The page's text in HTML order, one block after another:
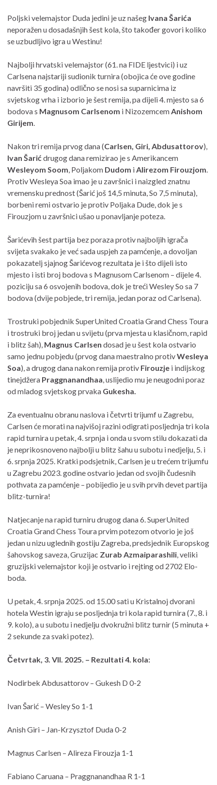
Poljski velemajstor Duda jedini je uz našeg Ivana Šarića
neporažen u dosadašnjih šest kola, što također govori koliko
se uzbudljivo igra u Westinu!
Najbolji hrvatski velemajstor (61. na FIDE ljestvici) i uz
Carlsena najstariji sudionik turnira (obojica će ove godine
navršiti 35 godina) odlično se nosi sa suparnicima iz
svjetskog vrha i izborio je šest remija, pa dijeli 4. mjesto sa 6
bodova s Magnusom Carlsenom i NizozemcemAnishom
Girijem.
Nakon tri remija prvog dana (Carlsen, Giri, Abdusattorov),
Ivan Šarićdrugog dana remizirao je s Amerikancem
Wesleyom Soom, Poljakom Dudom iAlirezom Firouzjom.
Protiv Wesleya Soa imao je u završnici i naizgled znatnu
vremensku prednost (Šarić još 14,5 minuta, So 7,5 minuta),
borbeni remi ostvario je protiv Poljaka Dude, dok je s
Firouzjom u završnici ušao u ponavljanje poteza.
Šarićevih šest partija bez poraza protiv najboljih igrača
svijeta svakako je već sada uspjeh za pamćenje, a dovoljan
pokazatelj sjajnog Šarićevog rezultata je i što dijeli isto
mjesto i isti broj bodova s Magnusom Carlsenom – dijele 4.
poziciju sa 6 osvojenih bodova, dok je treći Wesley So sa 7
bodova (dvije pobjede, tri remija, jedan poraz od Carlsena).
Trostruki pobjednik SuperUnited Croatia Grand Chess Toura
i trostruki broj jedan u svijetu (prva mjesta u klasičnom, rapid
i blitz šah), Magnus Carlsen dosad je u šest kola ostvario
samo jednu pobjedu (prvog dana maestralno protivWesleya
Soa), a drugog dana nakon remija protiv Firouzje i indijskog
tinejdžera Praggnanandhaa, uslijedio mu je neugodni poraz
od mladog svjetskog prvaka Gukesha.
Za eventualnu obranu naslova i četvrti trijumf u Zagrebu,
Carlsen će morati na najvišoj razini odigrati posljednja tri kola
rapid turnira u petak, 4. srpnja i onda u svom stilu dokazati da
je neprikosnoveno najbolji u blitz šahu u subotu i nedjelju, 5. i
6. srpnja 2025. Kratki podsjetnik, Carlsen je u trećem trijumfu
u Zagrebu 2023. godine ostvario jedan od svojih čudesnih
pothvata za pamćenje – pobijedio je u svih prvih devet partija
blitz-turnira!
Natjecanje na rapid turniru drugog dana 6. SuperUnited
Croatia Grand Chess Toura prvim potezom otvorio je još
jedan u nizu uglednih gostiju Zagreba, predsjednik Europskog
šahovskog saveza, Gruzijac Zurab Azmaiparashili, veliki
gruzijski velemajstor koji je ostvario i rejting od 2702 Elo-
boda.
U petak, 4. srpnja 2025. od 15.00 sati u Kristalnoj dvorani
hotela Westin igraju se posljednja tri kola rapid turnira (7., 8. i
9. kolo), a u subotu i nedjelju dvokružni blitz turnir (5 minuta +
2 sekunde za svaki potez).
Četvrtak, 3. VII. 2025. – Rezultati 4. kola:
Nodirbek Abdusattorov – Gukesh D 0-2
Ivan Šarić – Wesley So 1-1
Anish Giri – Jan-Krzysztof Duda 0-2
Magnus Carlsen – Alireza Firouzja 1-1
Fabiano Caruana – Praggnanandhaa R 1-1